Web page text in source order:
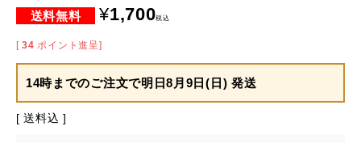
¥1,700税込
[ 34 ポイント進呈]
14時までのご注文で明日8月9日(日) 発送
送料込